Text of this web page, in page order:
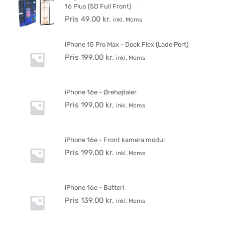
16 Plus (5D Full Front)
Pris 49,00 kr. inkl. Moms
iPhone 15 Pro Max - Dock Flex (Lade Port)
Pris 199,00 kr. inkl. Moms
iPhone 16e - Ørehøjtaler
Pris 199,00 kr. inkl. Moms
iPhone 16e - Front kamera modul
Pris 199,00 kr. inkl. Moms
iPhone 16e - Batteri
Pris 139,00 kr. inkl. Moms